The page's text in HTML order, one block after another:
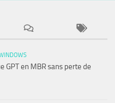
GPT en MBR sans perte de